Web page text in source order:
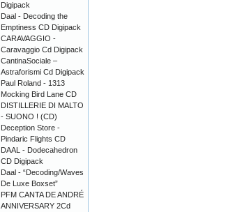
Digipack
Daal - Decoding the
Emptiness CD Digipack
CARAVAGGIO -
Caravaggio Cd Digipack
CantinaSociale –
Astraforismi Cd Digipack
Paul Roland - 1313
Mocking Bird Lane CD
DISTILLERIE DI MALTO
- SUONO ! (CD)
Deception Store -
Pindaric Flights CD
DAAL - Dodecahedron
CD Digipack
Daal - “Decoding/Waves
De Luxe Boxset”
PFM CANTA DE ANDRÉ
ANNIVERSARY 2Cd